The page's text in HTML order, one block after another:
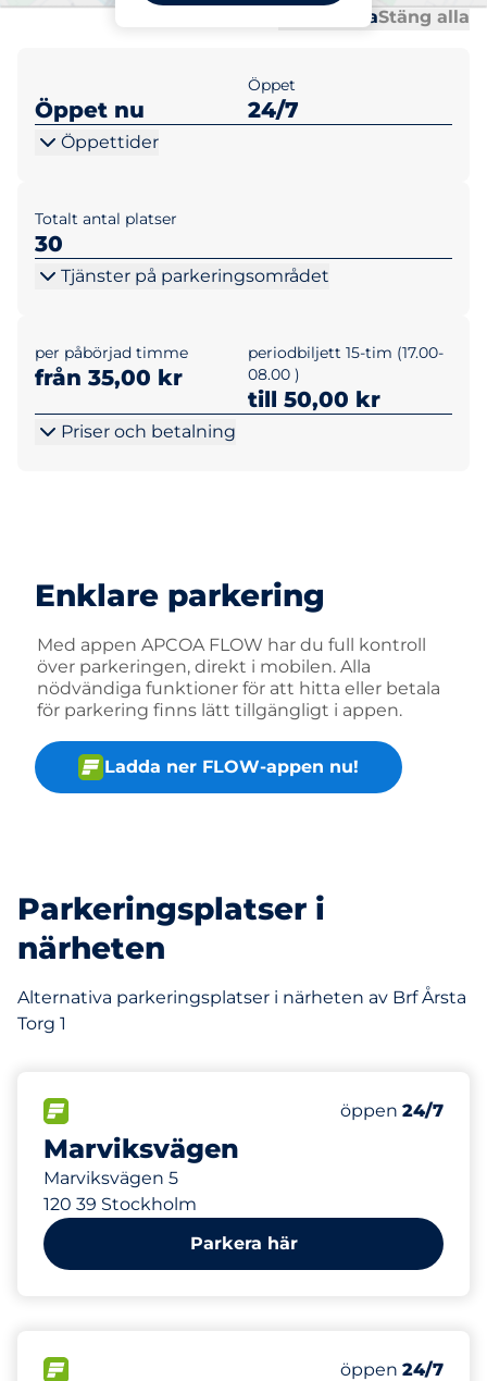
Öppna allaStäng alla
Öppet nu
Öppet
24/7
Öppettider
Totalt antal platser
30
Tjänster på parkeringsområdet
per påbörjad timme
från 35,00 kr
periodbiljett 15-tim (17.00-
08.00 )
till 50,00 kr
Priser och betalning
Enklare parkering
Med appen APCOA FLOW har du full kontroll
över parkeringen, direkt i mobilen. Alla
nödvändiga funktioner för att hitta eller betala
för parkering finns lätt tillgängligt i appen.
Ladda ner FLOW-appen nu!
Parkeringsplatser i
närheten
Alternativa parkeringsplatser i närheten av Brf Årsta
Torg 1
Marviksvägen
Marviksvägen 5
120 39 Stockholm
Antal
Totalt antal
Lördag
öppen 24/7
684 m
Parkera här
Antal
Totalt antal
Lördag
öppen 24/7
838 m